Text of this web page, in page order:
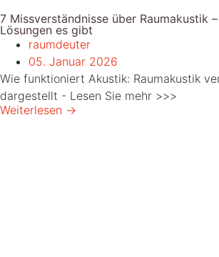
7 Missverständnisse über Raumakustik
Lösungen es gibt
raumdeuter
05. Januar 2026
Wie funktioniert Akustik: Raumakustik
dargestellt - Lesen Sie mehr >>>
Weiterlesen →